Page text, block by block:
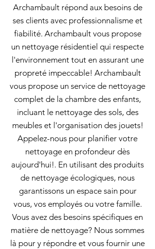
Archambault répond aux besoins de
ses clients avec professionnalisme et
fiabilité. Archambault vous propose
un nettoyage résidentiel qui respecte
l'environnement tout en assurant une
propreté impeccable! Archambault
vous propose un service de nettoyage
complet de la chambre des enfants,
incluant le nettoyage des sols, des
meubles et l'organisation des jouets!
Appelez-nous pour planifier votre
nettoyage en profondeur dès
aujourd'hui!. En utilisant des produits
de nettoyage écologiques, nous
garantissons un espace sain pour
vous, vos employés ou votre famille.
Vous avez des besoins spécifiques en
matière de nettoyage? Nous sommes
là pour y répondre et vous fournir une